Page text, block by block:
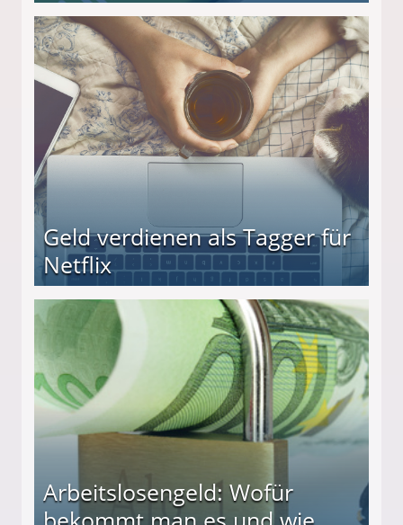
Geld verdienen als Tagger für
Netflix
Arbeitslosengeld: Wofür